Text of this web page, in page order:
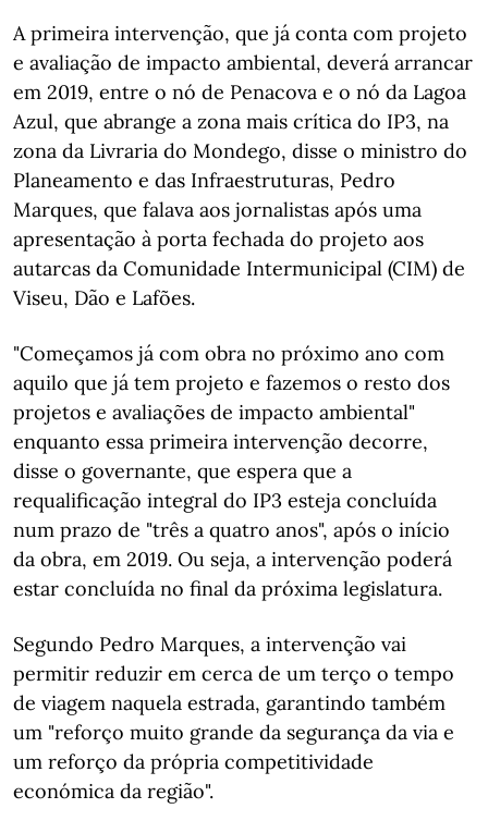
A primeira intervenção, que já conta com projeto
e avaliação de impacto ambiental, deverá arrancar
em 2019, entre o nó de Penacova e o nó da Lagoa
Azul, que abrange a zona mais crítica do IP3, na
zona da Livraria do Mondego, disse o ministro do
Planeamento e das Infraestruturas, Pedro
Marques, que falava aos jornalistas após uma
apresentação à porta fechada do projeto aos
autarcas da Comunidade Intermunicipal (CIM) de
Viseu, Dão e Lafões.
"Começamos já com obra no próximo ano com
aquilo que já tem projeto e fazemos o resto dos
projetos e avaliações de impacto ambiental"
enquanto essa primeira intervenção decorre,
disse o governante, que espera que a
requalificação integral do IP3 esteja concluída
num prazo de "três a quatro anos", após o início
da obra, em 2019. Ou seja, a intervenção poderá
estar concluída no final da próxima legislatura.
Segundo Pedro Marques, a intervenção vai
permitir reduzir em cerca de um terço o tempo
de viagem naquela estrada, garantindo também
um "reforço muito grande da segurança da via e
um reforço da própria competitividade
económica da região".